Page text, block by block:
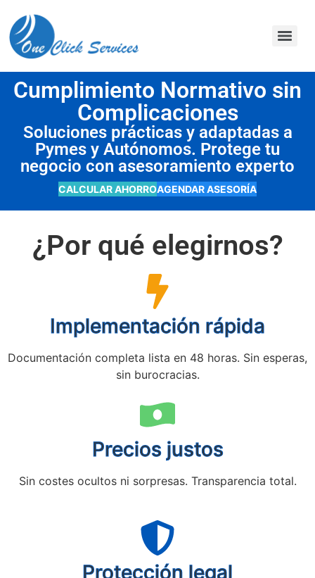
Cumplimiento Normativo sin
Complicaciones
Soluciones prácticas y adaptadas a
Pymes y Autónomos. Protege tu
negocio con asesoramiento experto
CALCULAR AHORROAGENDAR ASESORÍA
¿Por qué elegirnos?
Implementación rápida
Documentación completa lista en 48 horas. Sin esperas,
sin burocracias.
Precios justos
Sin costes ocultos ni sorpresas. Transparencia total.
Protección legal